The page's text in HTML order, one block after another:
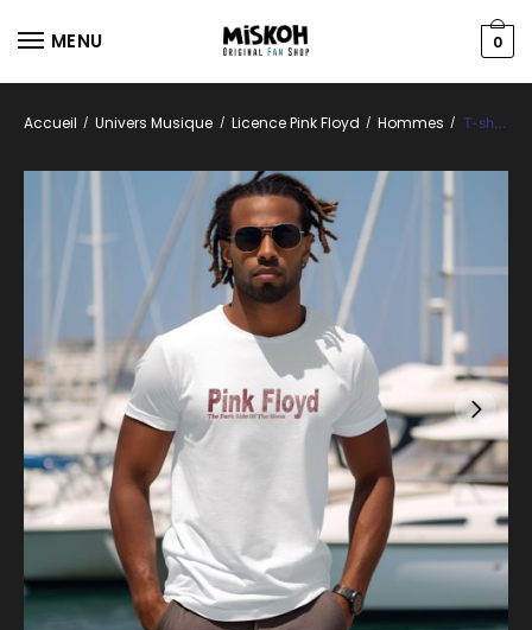
MENU 0
Accueil / Univers Musique / Licence Pink Floyd / Hommes / T-shirt Homme Pink Floyd avec un design de Pink Floyd